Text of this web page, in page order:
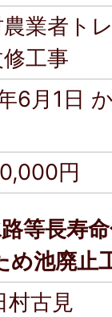
業者ト
工事
6月1日
円
等長寿
め池廃止
村古見